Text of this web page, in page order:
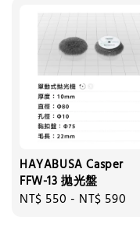
HAYABUSA Casper
FFW-13 拋光盤
Regular
NT$ 550 - NT$ 590